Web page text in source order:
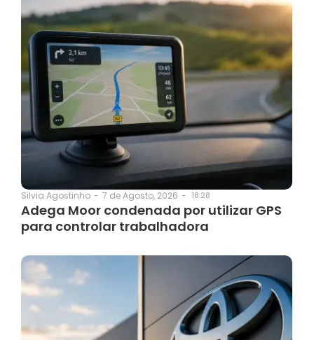
Silvia Agostinho - 7 de Agosto, 2026 - 18:28
Adega Moor condenada por utilizar GPS
para controlar trabalhadora